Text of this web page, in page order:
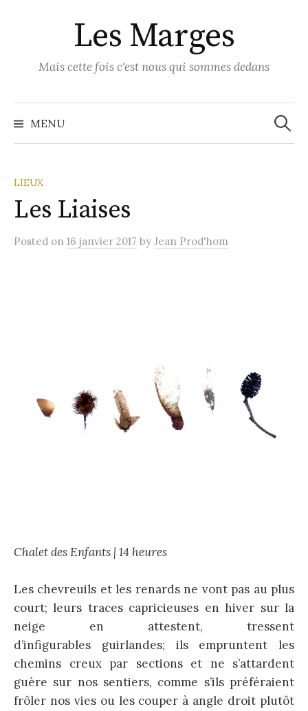
Les Marges
Mais cette fois c'est nous qui sommes dedans
MENU
LIEUX
Les Liaises
Posted on 16 janvier 2017 by Jean Prod'hom
Chalet des Enfants | 14 heures
Les chevreuils et les renards ne vont pas au plus
court; leurs traces capricieuses en hiver sur la
neige en attestent, tressent
d’infigurables guirlandes; ils empruntent les
chemins creux par sections et ne s’attardent
guère sur nos sentiers, comme s’ils préféraient
frôler nos vies ou les couper à angle droit plutôt